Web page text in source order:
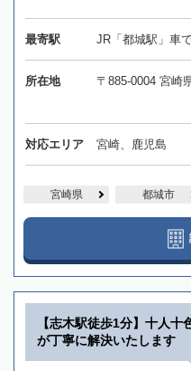
最寄駅 JR「都城駅」車
所在地 〒885-0004 宮崎
対応エリア 宮崎、鹿児島
宮崎県 都城市
【志木駅徒歩1分】十人
が丁寧に解決いたします